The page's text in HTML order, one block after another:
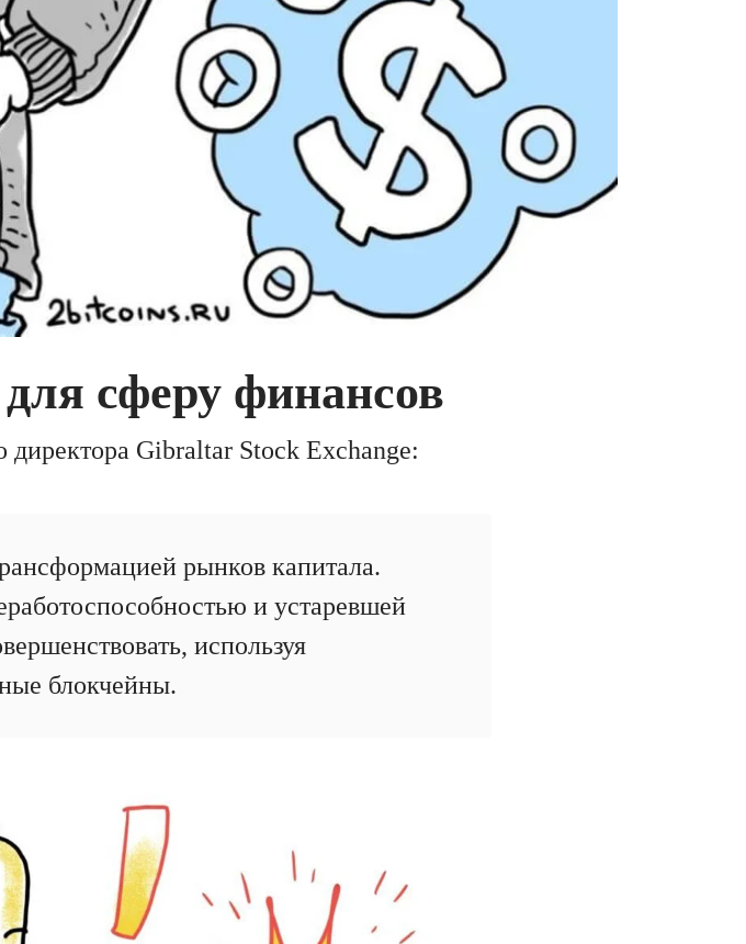
сферу финансов
директора Gibraltar Stock Exchange:
рынков капитала.
и устаревшей
используя
блокчейны.